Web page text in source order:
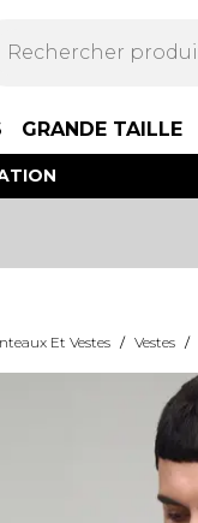
GRANDE TAILLE
Et Vestes / Vestes /